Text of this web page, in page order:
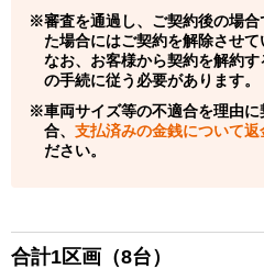
審査を通過し、ご契約後の場
た場合にはご契約を解除させて
なお、お客様から契約を解約
の手続に従う必要があります。
車両サイズ等の不適合を理由
合、 支払済みの金銭について
ださい。
合計1区画（8台）